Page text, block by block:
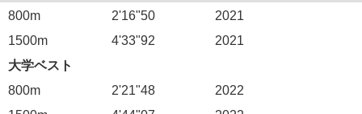
800m
2'16"50
2021
1500m
4'33"92
2021
大学ベスト
800m
2'21"48
2022